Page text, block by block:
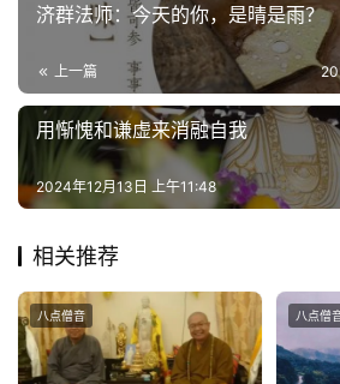
教
艺
术
政
法
免
责
济群法师：今天的你，是晴是雨？
上一篇
用惭愧和谦虚来消融自我
2024年12月13日 上午11:48
相关推荐
八点僧音 八点僧